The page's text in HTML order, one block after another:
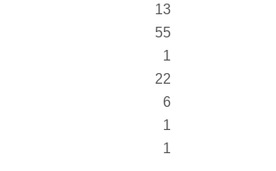
13
55
1
22
6
1
1